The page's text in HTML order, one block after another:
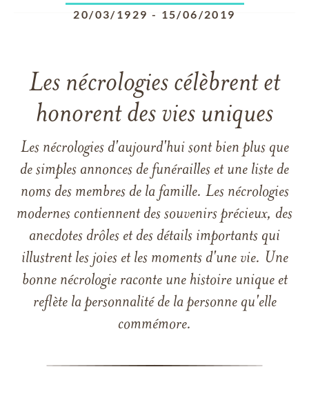
20/03/1929 - 15/06/2019
Les nécrologies célèbrent et
honorent des vies uniques
Les nécrologies d'aujourd'hui sont bien plus que
de simples annonces de funérailles et une liste de
noms des membres de la famille. Les nécrologies
modernes contiennent des souvenirs précieux, des
anecdotes drôles et des détails importants qui
illustrent les joies et les moments d'une vie. Une
bonne nécrologie raconte une histoire unique et
reflète la personnalité de la personne qu'elle
commémore.